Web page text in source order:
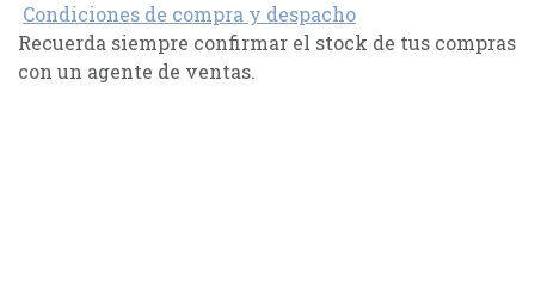
Condiciones de compra y despacho
Recuerda siempre confirmar el stock de tus compras
con un agente de ventas.